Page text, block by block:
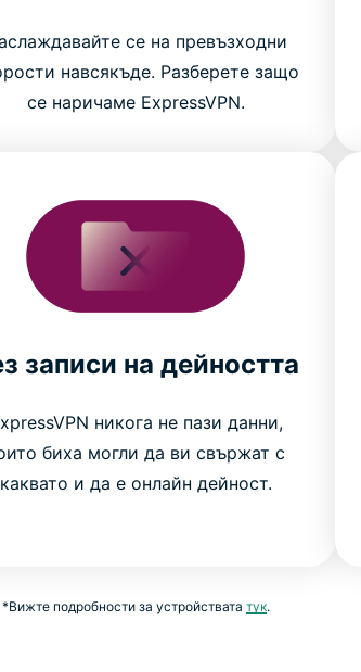
се на превъзходни
навсякъде. Разберете защо
се наричаме ExpressVPN.
записи на дейността
никога не пази данни,
биха могли да ви свържат с
каквато и да е онлайн дейност.
*Вижте подробности за устройствата тук.